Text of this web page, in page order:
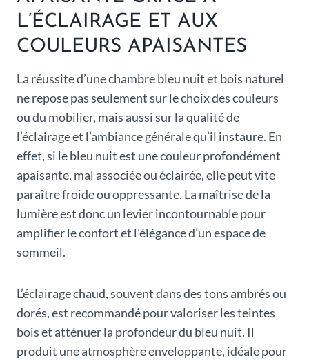
L’ÉCLAIRAGE ET AUX
COULEURS APAISANTES
La réussite d’une chambre bleu nuit et bois naturel
ne repose pas seulement sur le choix des couleurs
ou du mobilier, mais aussi sur la qualité de
l’éclairage et l’ambiance générale qu’il instaure. En
effet, si le bleu nuit est une couleur profondément
apaisante, mal associée ou éclairée, elle peut vite
paraître froide ou oppressante. La maîtrise de la
lumière est donc un levier incontournable pour
amplifier le confort et l’élégance d’un espace de
sommeil.
L’éclairage chaud, souvent dans des tons ambrés ou
dorés, est recommandé pour valoriser les teintes
bois et atténuer la profondeur du bleu nuit. Il
produit une atmosphère enveloppante, idéale pour